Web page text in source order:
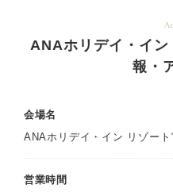
ANAホリデイ・イ
報・
会場名
ANAホリデイ・イン リゾート
営業時間